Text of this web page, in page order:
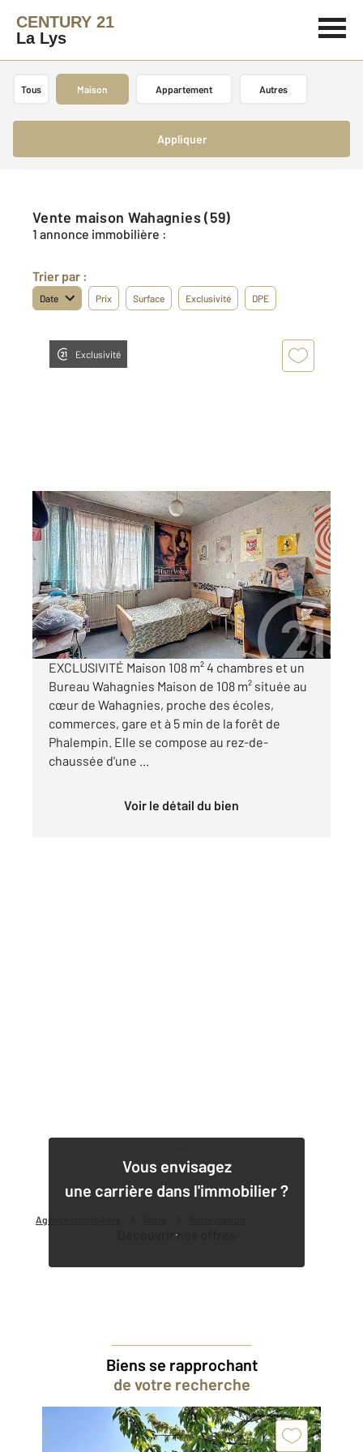
CENTURY 21
La Lys
Tous Maison Appartement Autres
Appliquer
Agence immobilière
Vente maison Wahagnies (59)
1 annonce immobilière :
Trier par :
Date Prix Surface Exclusivité DPE
Exclusivité
WAHAGNIES 59
114,60 m2, 5 pièces
Ref : 390
Maison à vendre
149 900 €
Visiter le site dédié
EXCLUSIVITÉ Maison 108 m² 4 chambres et un
Bureau Wahagnies Maison de 108 m² située au
cœur de Wahagnies, proche des écoles,
commerces, gare et à 5 min de la forêt de
Phalempin. Elle se compose au rez-de-
chaussée d'une ...
Voir le détail du bien
Vous envisagez
une carrière dans l'immobilier ?
Découvrir nos offres
Biens se rapprochant
de votre recherche